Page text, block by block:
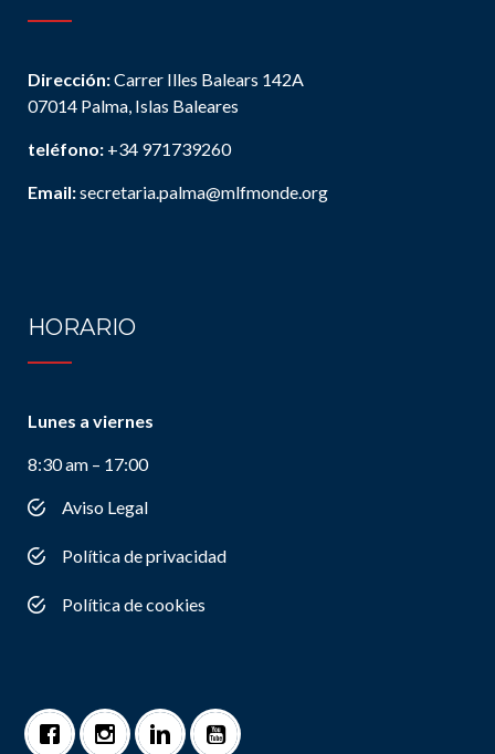
Dirección:Carrer Illes Balears 142A
07014 Palma, Islas Baleares
teléfono: +34 971739260
Email:secretaria.palma@mlfmonde.org
HORARIO
Lunes a viernes
8:30 am – 17:00
Aviso Legal
Política de privacidad
Política de cookies